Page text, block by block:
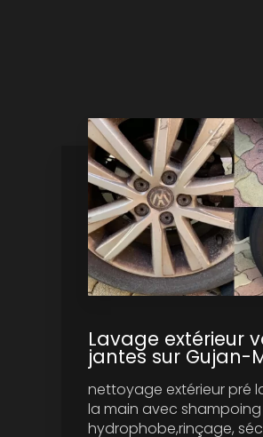
Lavage extérieur
jantes sur Gujan-
nettoyage extérieur pré
la main avec shampoing
hydrophobe,rinçage,